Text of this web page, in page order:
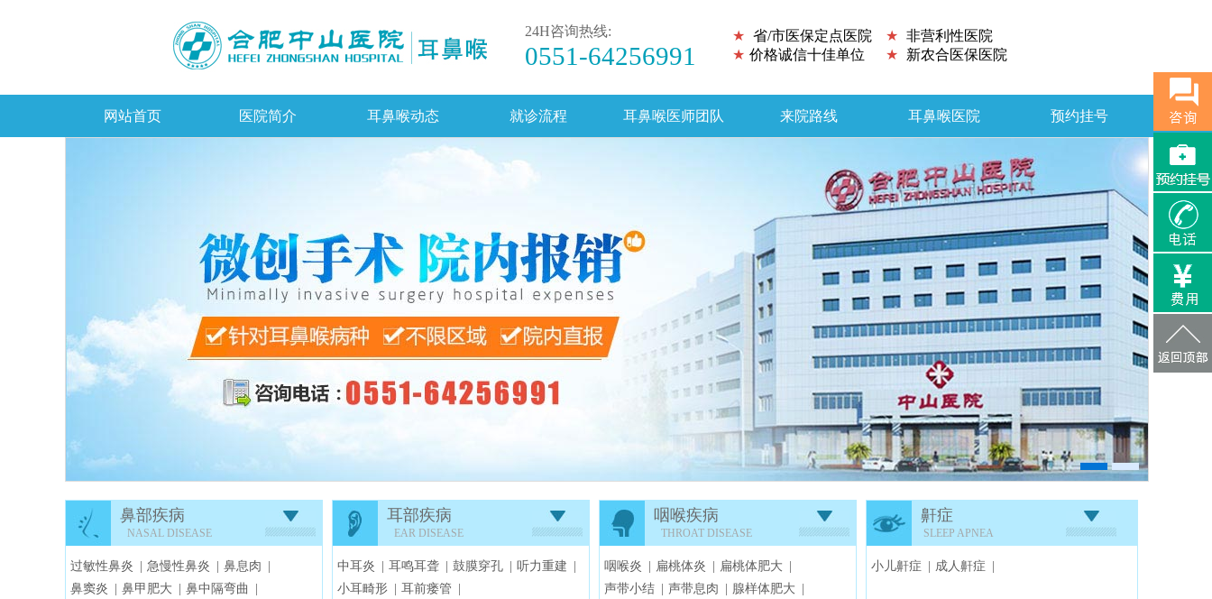
24H咨询热线:
0551-64256991
★ 省/市医保定点医院 ★ 非营利性医院
★ 价格诚信十佳单位 ★ 新农合医保医院
网站首页 医院简介 耳鼻喉动态 就诊流程 耳鼻喉医师团队 来院路线 耳鼻喉医院 预约挂号
鼻部疾病
NASAL DISEASE
过敏性鼻炎 | 急慢性鼻炎 | 鼻息肉 |
鼻窦炎 | 鼻甲肥大 | 鼻中隔弯曲 |
耳部疾病
EAR DISEASE
中耳炎 | 耳鸣耳聋 | 鼓膜穿孔 | 听力重建 |
小耳畸形 | 耳前瘘管 |
咽喉疾病
THROAT DISEASE
咽喉炎 | 扁桃体炎 | 扁桃体肥大 |
声带小结 | 声带息肉 | 腺样体肥大 |
鼾症
SLEEP APNEA
小儿鼾症 | 成人鼾症 |